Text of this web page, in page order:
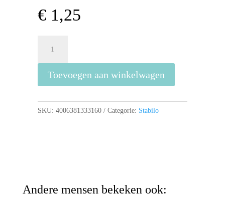
€1,25
Viltstift
Point
citroen
aantal
Toevoegen aan winkelwagen
SKU: 4006381333160 Categorie: Stabilo
Andere mensen bekeken ook: